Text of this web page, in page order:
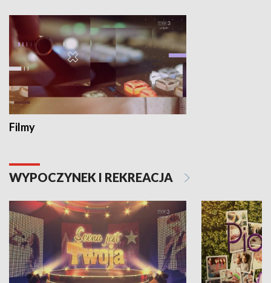
Filmy
WYPOCZYNEK I REKREACJA